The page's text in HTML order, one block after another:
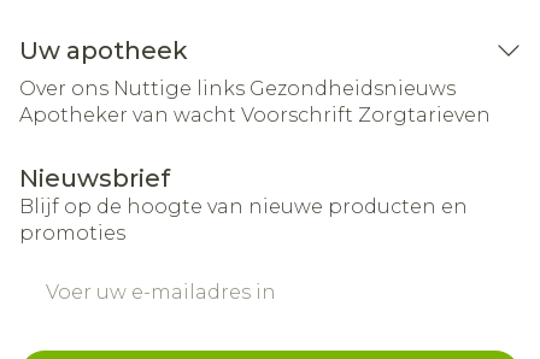
Uw apotheek
Over ons Nuttige links Gezondheidsnieuws
Apotheker van wacht Voorschrift Zorgtarieven
Nieuwsbrief
Blijf op de hoogte van nieuwe producten en
promoties